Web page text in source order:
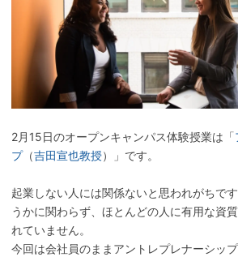
2月15日のオープンキャンパス体験授業は「
プ（吉田宣也教授）」です。
起業しない人には関係ないと思われがちで
うかに関わらず、ほとんどの人に有用な資
れていません。
今回は会社員のままアントレプレナーシッ